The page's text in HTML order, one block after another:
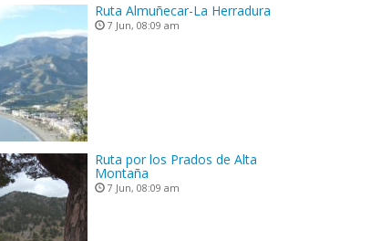
Ruta Almuñecar-La Herradura
7 Jun, 08:09 am
Ruta por los Prados de Alta
Montaña
7 Jun, 08:09 am